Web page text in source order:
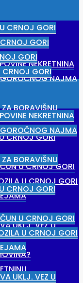
NEKRETNINA
NAJMA
BORAVIŠNU
CRNOJ GORI
U CRNOJ GORI
U CRNOJ GORI
UKLJ. VEZ U
CRNOJ GORI
GORI
GORI
CRNOJ GORI
NEKRETNINA
NAJMA
BORAVIŠNU
CRNOJ GORI
U CRNOJ GORI
U CRNOJ GORI
UKLJ. VEZ U